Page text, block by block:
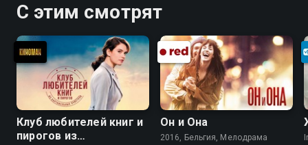
С этим смотрят
Клуб любителей книг и
пирогов из
Он и Она
2016, Бельгия, Мелодрама